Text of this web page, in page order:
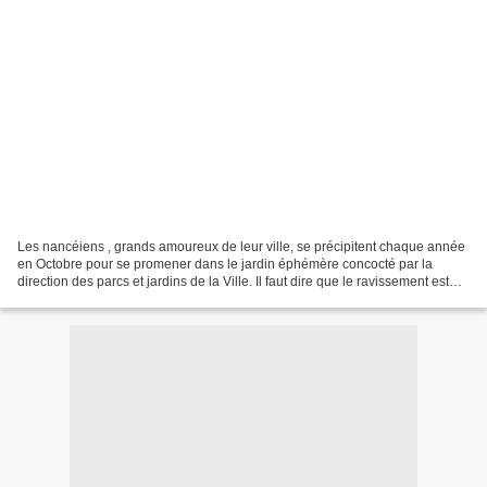
Les nancéiens , grands amoureux de leur ville, se précipitent chaque année
en Octobre pour se promener dans le jardin éphémère concocté par la
direction des parcs et jardins de la Ville. Il faut dire que le ravissement est